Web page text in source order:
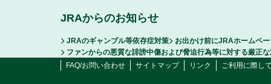
JRAからのお知らせ
JRAのギャンブル等依存症対策
お出かけ前にJRAホームペ
ファンからの悪質な誹謗中傷および脅迫行為等に対する厳正
FAQ/お問い合わせ
サイトマップ リンク ご利用に際し